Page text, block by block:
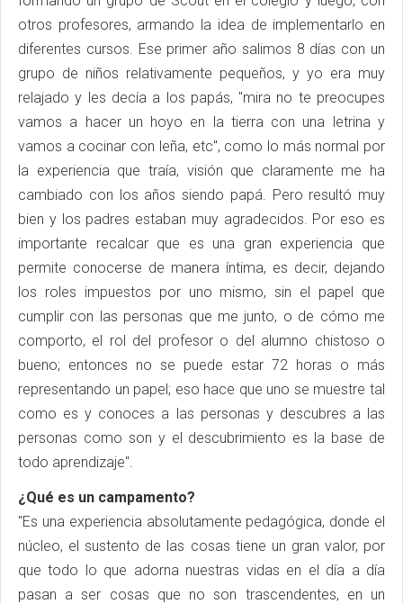
otros profesores, armando la idea de implementarlo en
diferentes cursos. Ese primer año salimos 8 días con un
grupo de niños relativamente pequeños, y yo era muy
relajado y les decía a los papás, "mira no te preocupes
vamos a hacer un hoyo en la tierra con una letrina y
vamos a cocinar con leña, etc", como lo más normal por
la experiencia que traía, visión que claramente me ha
cambiado con los años siendo papá. Pero resultó muy
bien y los padres estaban muy agradecidos. Por eso es
importante recalcar que es una gran experiencia que
permite conocerse de manera íntima, es decir, dejando
los roles impuestos por uno mismo, sin el papel que
cumplir con las personas que me junto, o de cómo me
comporto, el rol del profesor o del alumno chistoso o
bueno; entonces no se puede estar 72 horas o más
representando un papel; eso hace que uno se muestre tal
como es y conoces a las personas y descubres a las
personas como son y el descubrimiento es la base de
todo aprendizaje".
¿Qué es un campamento?
"Es una experiencia absolutamente pedagógica, donde el
núcleo, el sustento de las cosas tiene un gran valor, por
que todo lo que adorna nuestras vidas en el día a día
pasan a ser cosas que no son trascendentes, en un